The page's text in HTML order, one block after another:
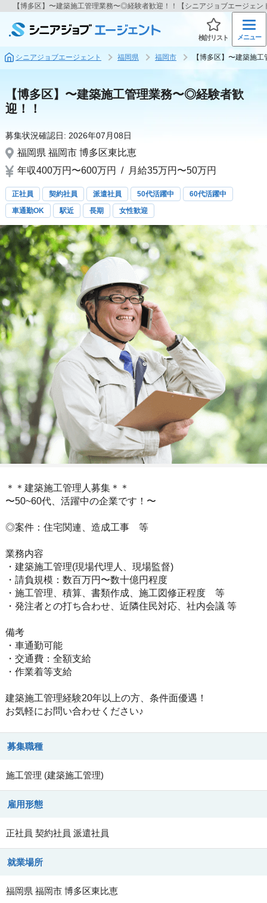
【博多区】〜建築施工管理業務〜◎経験者歓迎！！【シニアジョブエージェン
検討リスト メニュー
シニアジョブエージェント 福岡県 福岡市 【博多区】〜建築施
【博多区】〜建築施工管理業務〜◎経験者歓
迎！！
募集状況確認日: 2026年07月08日
福岡県 福岡市 博多区東比恵
年収400万円〜600万円
/ 月給35万円〜50万円
正社員 契約社員 派遣社員 50代活躍中
60代活躍中
車通勤OK
駅近 長期 女性歓迎
＊＊建築施工管理人募集＊＊
〜50~60代、活躍中の企業です！〜
◎案件：住宅関連、造成工事 等
業務内容
・建築施工管理(現場代理人、現場監督)
・請負規模：数百万円〜数十億円程度
・施工管理、積算、書類作成、施工図修正程度 等
・発注者との打ち合わせ、近隣住民対応、社内会議 等
備考
・車通勤可能
・交通費：全額支給
・作業着等支給
建築施工管理経験20年以上の方、条件面優遇！
お気軽にお問い合わせください♪
募集職種
施工管理 (建築施工管理)
雇用形態
正社員 契約社員 派遣社員
就業場所
福岡県 福岡市 博多区東比恵